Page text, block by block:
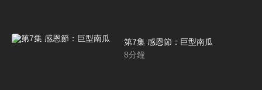
第7集 感恩節：巨型南瓜
8分鐘